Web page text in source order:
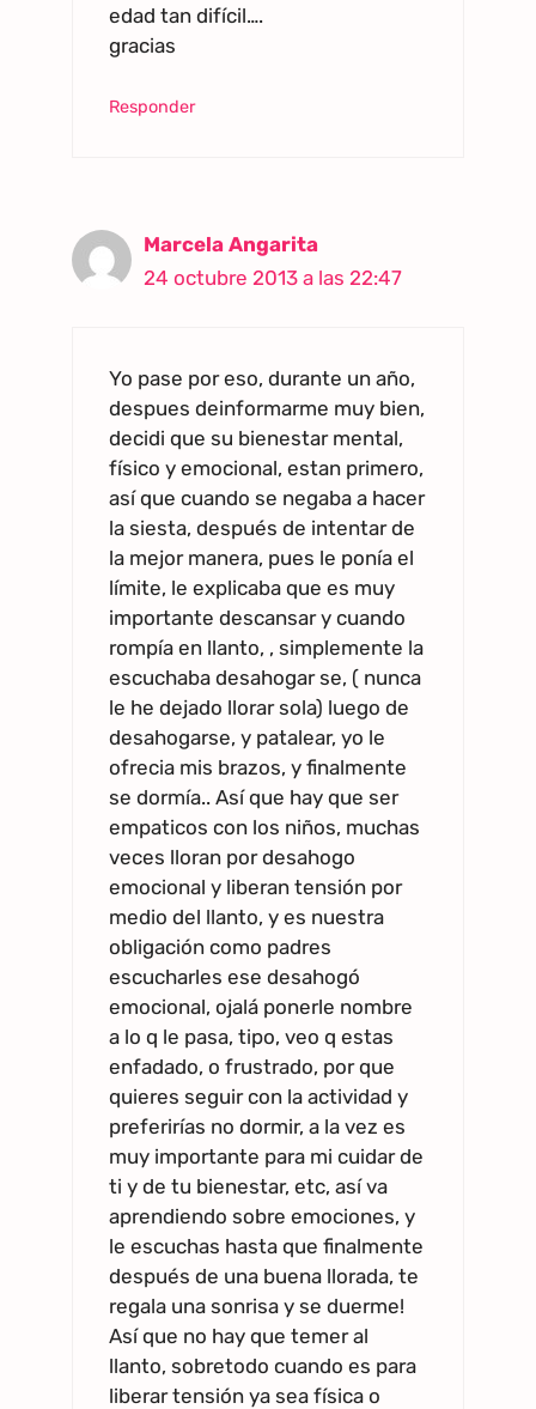
edad tan difícil….
gracias
Responder
Marcela Angarita
24 octubre 2013 a las 22:47
Yo pase por eso, durante un año,
despues deinformarme muy bien,
decidi que su bienestar mental,
físico y emocional, estan primero,
así que cuando se negaba a hacer
la siesta, después de intentar de
la mejor manera, pues le ponía el
límite, le explicaba que es muy
importante descansar y cuando
rompía en llanto, , simplemente la
escuchaba desahogar se, ( nunca
le he dejado llorar sola) luego de
desahogarse, y patalear, yo le
ofrecia mis brazos, y finalmente
se dormía.. Así que hay que ser
empaticos con los niños, muchas
veces lloran por desahogo
emocional y liberan tensión por
medio del llanto, y es nuestra
obligación como padres
escucharles ese desahogó
emocional, ojalá ponerle nombre
a lo q le pasa, tipo, veo q estas
enfadado, o frustrado, por que
quieres seguir con la actividad y
preferirías no dormir, a la vez es
muy importante para mi cuidar de
ti y de tu bienestar, etc, así va
aprendiendo sobre emociones, y
le escuchas hasta que finalmente
después de una buena llorada, te
regala una sonrisa y se duerme!
Así que no hay que temer al
llanto, sobretodo cuando es para
liberar tensión ya sea física o